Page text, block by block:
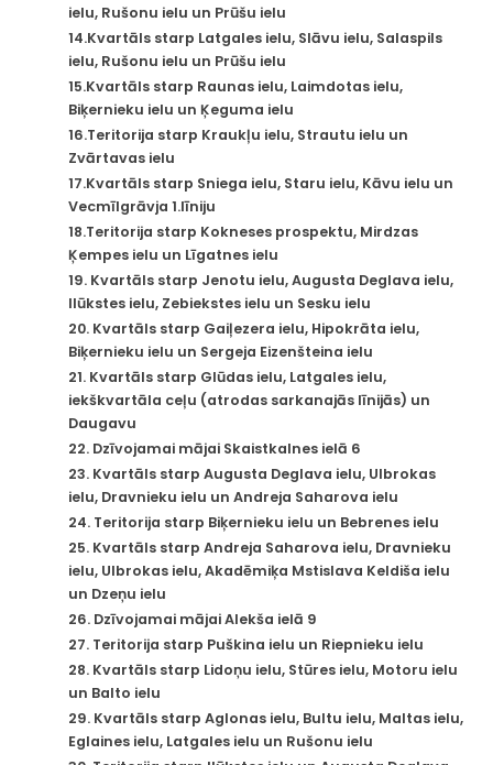
ielu, Rušonu ielu un Prūšu ielu
14.Kvartāls starp Latgales ielu, Slāvu ielu, Salaspils
ielu, Rušonu ielu un Prūšu ielu
15.Kvartāls starp Raunas ielu, Laimdotas ielu,
Biķernieku ielu un Ķeguma ielu
16.Teritorija starp Kraukļu ielu, Strautu ielu un
Zvārtavas ielu
17.Kvartāls starp Sniega ielu, Staru ielu, Kāvu ielu un
Vecmīlgrāvja 1.līniju
18.Teritorija starp Kokneses prospektu, Mirdzas
Ķempes ielu un Līgatnes ielu
19. Kvartāls starp Jenotu ielu, Augusta Deglava ielu,
Ilūkstes ielu, Zebiekstes ielu un Sesku ielu
20. Kvartāls starp Gaiļezera ielu, Hipokrāta ielu,
Biķernieku ielu un Sergeja Eizenšteina ielu
21. Kvartāls starp Glūdas ielu, Latgales ielu,
iekškvartāla ceļu (atrodas sarkanajās līnijās) un
Daugavu
22. Dzīvojamai mājai Skaistkalnes ielā 6
23. Kvartāls starp Augusta Deglava ielu, Ulbrokas
ielu, Dravnieku ielu un Andreja Saharova ielu
24. Teritorija starp Biķernieku ielu un Bebrenes ielu
25. Kvartāls starp Andreja Saharova ielu, Dravnieku
ielu, Ulbrokas ielu, Akadēmiķa Mstislava Keldiša ielu
un Dzeņu ielu
26. Dzīvojamai mājai Alekša ielā 9
27. Teritorija starp Puškina ielu un Riepnieku ielu
28. Kvartāls starp Lidoņu ielu, Stūres ielu, Motoru ielu
un Balto ielu
29. Kvartāls starp Aglonas ielu, Bultu ielu, Maltas ielu,
Eglaines ielu, Latgales ielu un Rušonu ielu